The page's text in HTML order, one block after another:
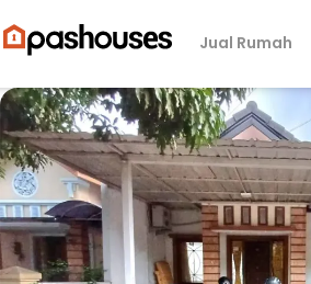
Jual Rumah